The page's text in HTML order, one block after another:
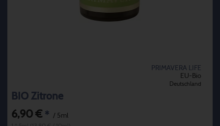
PRIMAVERA LIFE
EU-Bio
Deutschland
BIO Zitrone
6,90 € * / 5ml